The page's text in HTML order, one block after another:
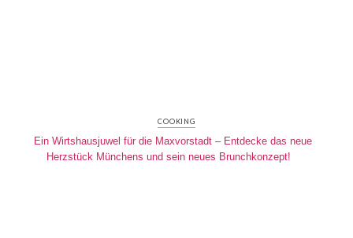
COOKING
Ein Wirtshausjuwel für die Maxvorstadt – Entdecke das neue
Herzstück Münchens und sein neues Brunchkonzept!